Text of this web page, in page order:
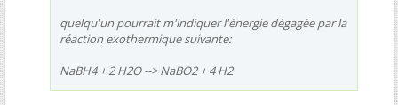
quelqu'un pourrait m'indiquer l'énergie dégagée par la
réaction exothermique suivante:
NaBH4 + 2 H2O --> NaBO2 + 4 H2